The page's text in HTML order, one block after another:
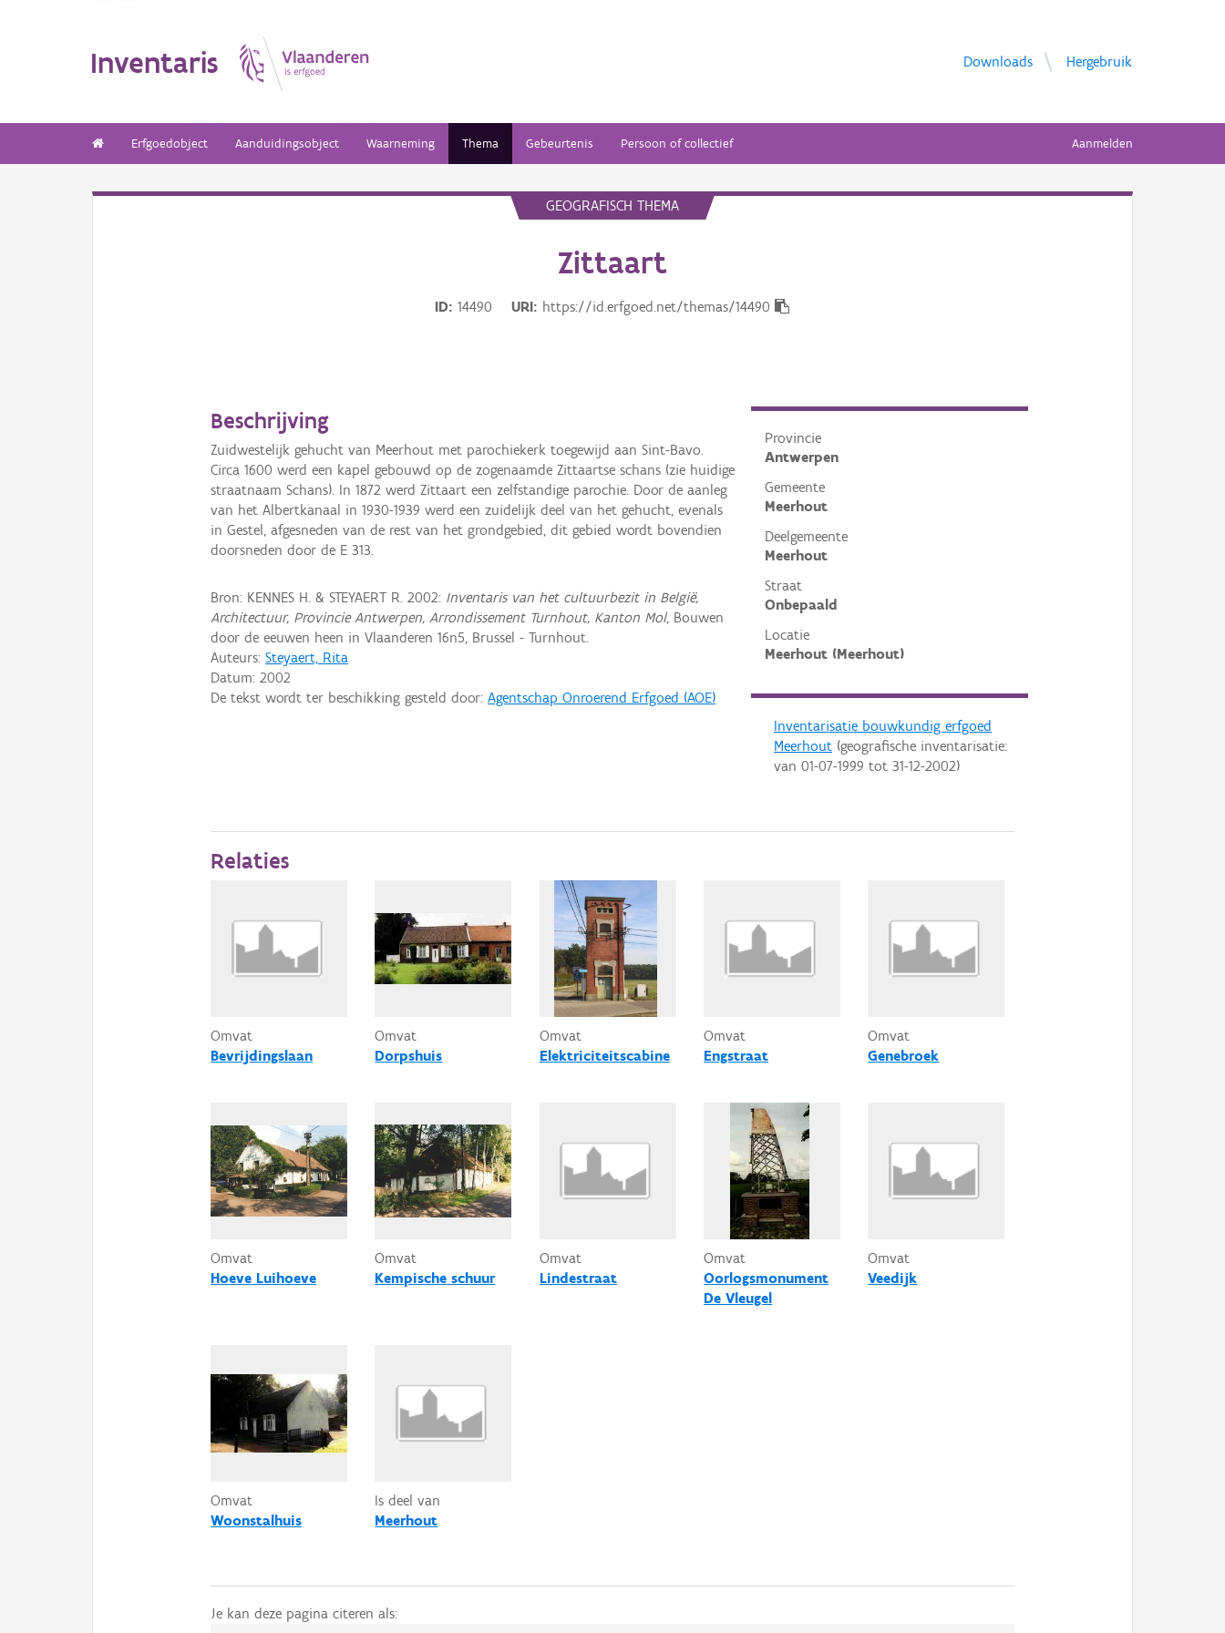
Inventaris Downloads Hergebruik
Erfgoedobject Aanduidingsobject Waarneming Thema Gebeurtenis Persoon of collectief Aanmelden
GEOGRAFISCH THEMA
Zittaart
ID 14490 URI https://id.erfgoed.net/themas/14490
Provincie
Antwerpen
Gemeente
Meerhout
Deelgemeente
Meerhout
Straat
Onbepaald
Locatie
Meerhout (Meerhout)
Inventarisatie bouwkundig erfgoed
Meerhout(geografische inventarisatie:
van 01-07-1999 tot 31-12-2002)
Beschrijving
Zuidwestelijk gehucht van Meerhout met parochiekerk toegewijd aan Sint-Bavo.
Circa 1600 werd een kapel gebouwd op de zogenaamde Zittaartse schans (zie huidige
straatnaam Schans). In 1872 werd Zittaart een zelfstandige parochie. Door de aanleg
van het Albertkanaal in 1930-1939 werd een zuidelijk deel van het gehucht, evenals
in Gestel, afgesneden van de rest van het grondgebied, dit gebied wordt bovendien
doorsneden door de E 313.
Bron: KENNES H. & STEYAERT R. 2002: Inventaris van het cultuurbezit in België,
Architectuur, Provincie Antwerpen, Arrondissement Turnhout, Kanton Mol, Bouwen
door de eeuwen heen in Vlaanderen 16n5, Brussel - Turnhout.
Auteurs:Steyaert, Rita
Datum:2002
De tekst wordt ter beschikking gesteld door:Agentschap Onroerend Erfgoed (AOE)
Relaties
Omvat
Bevrijdingslaan
Omvat
Dorpshuis
Omvat
Elektriciteitscabine
Omvat
Engstraat
Omvat
Genebroek
Omvat
Hoeve Luihoeve
Omvat
Kempische schuur
Omvat
Lindestraat
Omvat
Oorlogsmonument
De Vleugel
Omvat
Veedijk
Omvat
Woonstalhuis
Is deel van
Meerhout
Je kan deze pagina citeren als: